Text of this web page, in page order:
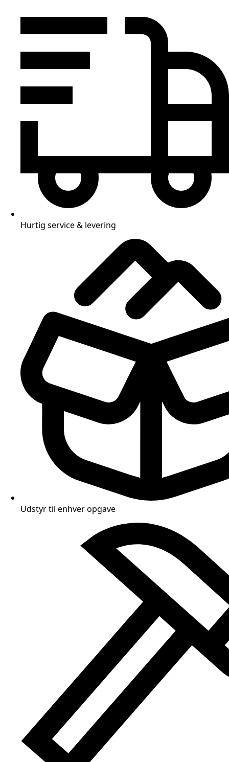
Hurtig service & levering
Udstyr til enhver opgave